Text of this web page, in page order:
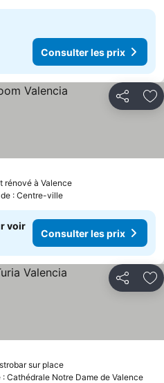
Consulter les prix
Partager
rénové à Valence
: Centre-ville
voir
Consulter les prix
Partager
sur place
: Cathédrale Notre Dame de Valence